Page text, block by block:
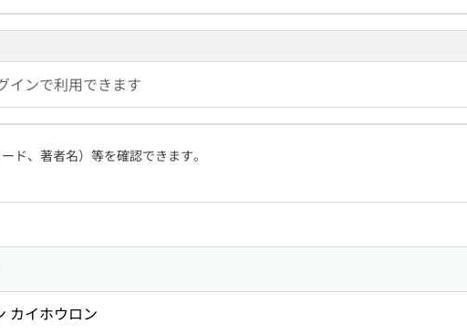
インで利用できます
ド、著者名）等を確認できます。
カイホウロン